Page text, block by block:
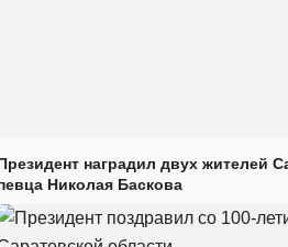
наградил двух жителей
Николая Баскова